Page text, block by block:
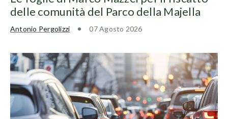
delle comunità del Parco della Majella
Antonio Pergolizzi 07 Agosto 2026